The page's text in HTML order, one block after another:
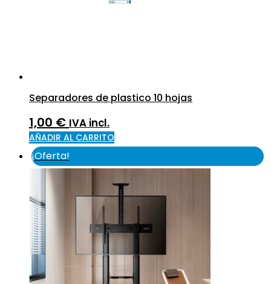
Separadores de plastico 10 hojas
1,00 € IVA incl.
AÑADIR AL CARRITO
¡Oferta!